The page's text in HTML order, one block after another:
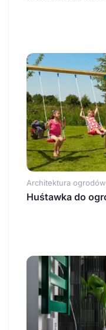
Architektura ogrodów
Huśtawka do